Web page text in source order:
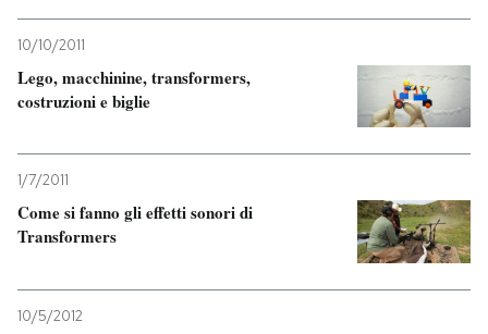
CALENDARIO
AREA PERSONALE
10/10/2011
Lego, macchinine, transformers,
costruzioni e biglie
1/7/2011
Come si fanno gli effetti sonori di
Transformers
10/5/2012